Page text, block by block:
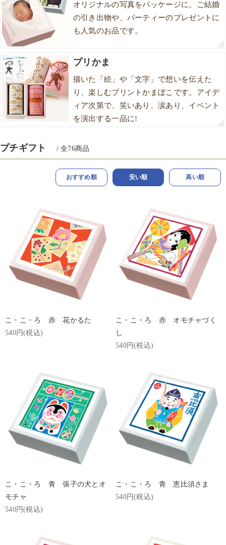
オリジナルの写真をパッケージに。ご結婚
の引き出物や、パーティーのプレゼントに
も人気のお品です。
プリかま
描いた「絵」や「文字」で想いを伝えた
り、楽しむプリントかまぼこです。アイデ
ィア次第で、笑いあり、涙あり、イベント
を演出する一品に!
プチギフト / 全76商品
おすすめ順 安い順 高い順
こ・こ・ろ 赤 花かるた
540円(税込)
こ・こ・ろ 赤 オモチャづく
し
540円(税込)
こ・こ・ろ 青 張子の犬とオ
モチャ
540円(税込)
こ・こ・ろ 青 恵比須さま
540円(税込)